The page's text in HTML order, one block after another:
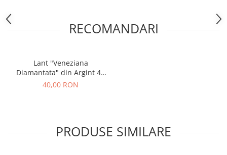
RECOMANDARI
Lant "Veneziana
Diamantata" din Argint 40
cm
40,00 RON
PRODUSE SIMILARE